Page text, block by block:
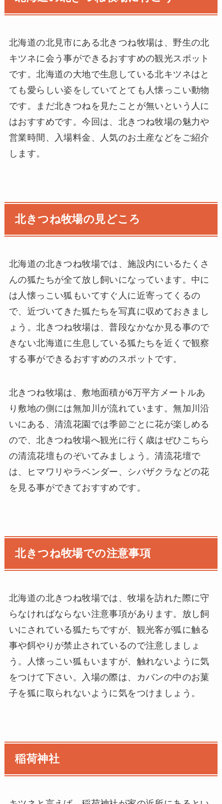
北海道の北見市にある北きつね牧場は、野生の北
キツネに会う事ができるおすすめの観光スポット
です。北海道の大地で生息している北キツネはと
ても愛らしい姿をしていてとても人懐っこい動物
です。まだ北きつねを見たことが無いという人に
はおすすめです。今回は、北きつね牧場の魅力や
営業時間、入場料金、人気のお土産などをご紹介
します。
北きつね牧場の見どころ
北海道の北きつね牧場では、施設内にいるたくさ
んの狐たちが全て放し飼いになっています。中に
は人懐っこい狐もいてすぐ人に近寄ってくるの
で、近づいてきた狐たちを写真に収めておきまし
ょう。北きつね牧場は、普段なかなか見る事ので
きない北海道に生息している狐たちを近くで観察
する事ができるおすすめのスポットです。
北きつね牧場は、敷地面積が6万平方メートルあ
り敷地の側には無加川が流れています。無加川沿
いにある、清流花園では季節ごとに花が楽しめる
ので、北きつね牧場へ観光に行く歳はぜひこちら
の清流花壇ものぞいてみましょう。清流花壇で
は、ヒマワリやラベンダー、シバザクラなどの花
を見る事ができておすすめです。
北きつね牧場での注意事項
北海道の北きつね牧場では、牧場を訪れた際に守
らなければならない注意事項があります。放し飼
いにされている狐たちですが、観光客が狐に触る
事や餌やりが禁止されているので注意しましょ
う。人懐っこい狐もいますが、触れないように気
をつけて下さい。入場の際は、カバンの中のお菓
子を狐に取られないように気をつけましょう。
稲荷神社